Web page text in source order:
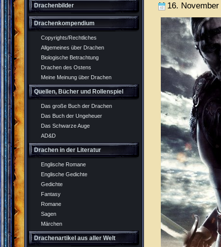
Drachenbilder
Drachenkompendium
Copyrights/Rechtliches
Allgemeines über Drachen
Biologische Betrachtung
Drachen des Ostens
Meine Meinung über Drachen
Quellen, Bücher und Rollenspiel
Das große Buch der Drachen
Das Buch der Ungeheuer
Das Schwarze Auge
AD&D
Drachen in der Literatur
Englische Romane
Englische Gedichte
Gedichte
Fantasy
Romane
Sagen
Märchen
Drachenartikel aus aller Welt
16.